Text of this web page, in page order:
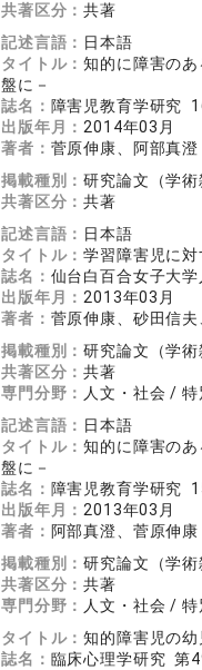
共著区分：共著
記述言語： 日本語
タイトル：知的に障害の
盤に－
誌名： 障害児教育学研究
出版年月： 2014年03月
著者： 菅原伸康、阿部真澄
掲載種別：研究論文（学術
共著区分：共著
記述言語： 日本語
タイトル：学習障害児に
誌名： 仙台白百合女子大
出版年月： 2013年03月
著者： 菅原伸康、砂田信
掲載種別：研究論文（学術
共著区分：共著
専門分野： 人文・社会 /
記述言語： 日本語
タイトル：知的に障害の
盤に－
誌名： 障害児教育学研究
出版年月： 2013年03月
著者： 阿部真澄、菅原伸康
掲載種別：研究論文（学術
共著区分：共著
専門分野： 人文・社会 /
タイトル：知的障害児の
誌名： 臨床心理学研究 第